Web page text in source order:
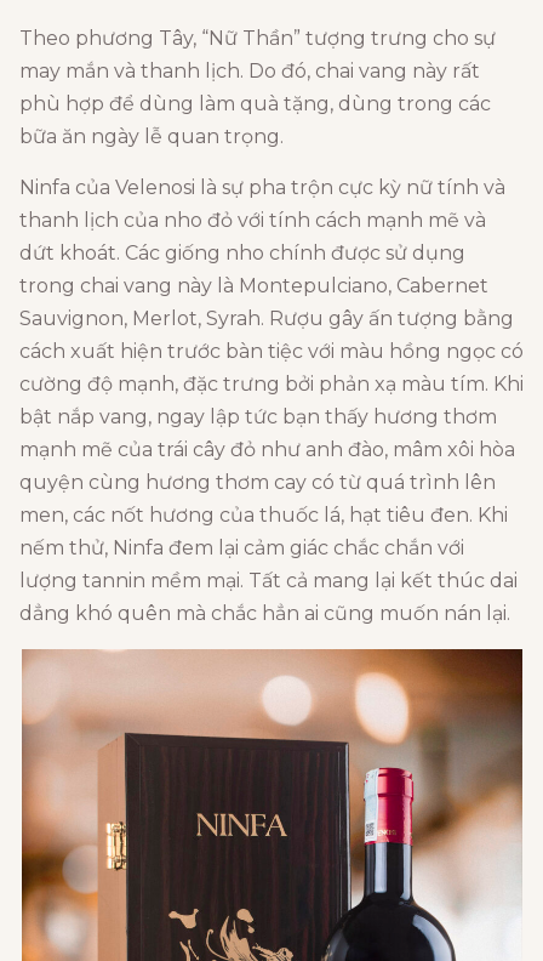
Theo phương Tây, “Nữ Thần” tượng trưng cho sự
may mắn và thanh lịch. Do đó, chai vang này rất
phù hợp để dùng làm quà tặng, dùng trong các
bữa ăn ngày lễ quan trọng.
Ninfa của Velenosi là sự pha trộn cực kỳ nữ tính và
thanh lịch của nho đỏ với tính cách mạnh mẽ và
dứt khoát. Các giống nho chính được sử dụng
trong chai vang này là Montepulciano, Cabernet
Sauvignon, Merlot, Syrah. Rượu gây ấn tượng bằng
cách xuất hiện trước bàn tiệc với màu hồng ngọc có
cường độ mạnh, đặc trưng bởi phản xạ màu tím. Khi
bật nắp vang, ngay lập tức bạn thấy hương thơm
mạnh mẽ của trái cây đỏ như anh đào, mâm xôi hòa
quyện cùng hương thơm cay có từ quá trình lên
men, các nốt hương của thuốc lá, hạt tiêu đen. Khi
nếm thử, Ninfa đem lại cảm giác chắc chắn với
lượng tannin mềm mại. Tất cả mang lại kết thúc dai
dẳng khó quên mà chắc hẳn ai cũng muốn nán lại.